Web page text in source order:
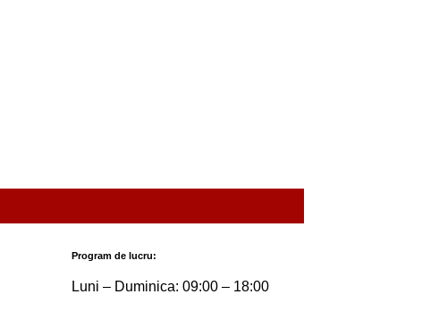
Program de lucru:
Luni – Duminica: 09:00 – 18:00